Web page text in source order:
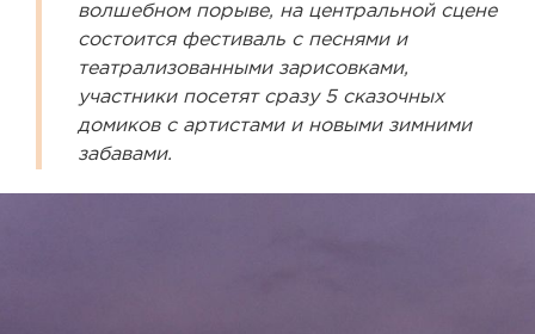
волшебном порыве, на центральной сцене
состоится фестиваль с песнями и
театрализованными зарисовками,
участники посетят сразу 5 сказочных
домиков с артистами и новыми зимними
забавами.